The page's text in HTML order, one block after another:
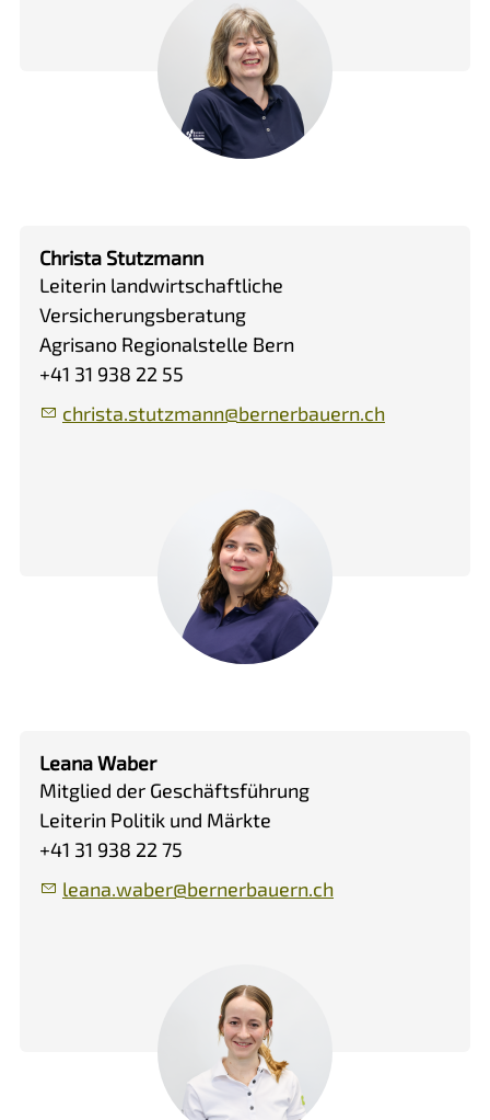
Christa Stutzmann
Leiterin landwirtschaftliche
Versicherungsberatung
Agrisano Regionalstelle Bern
+41 31 938 22 55
chr st st tzm nn b rn rb rn ch
Leana Waber
Mitglied der Geschäftsführung
Leiterin Politik und Märkte
+41 31 938 22 75
l
n w b r b rn rb rn ch